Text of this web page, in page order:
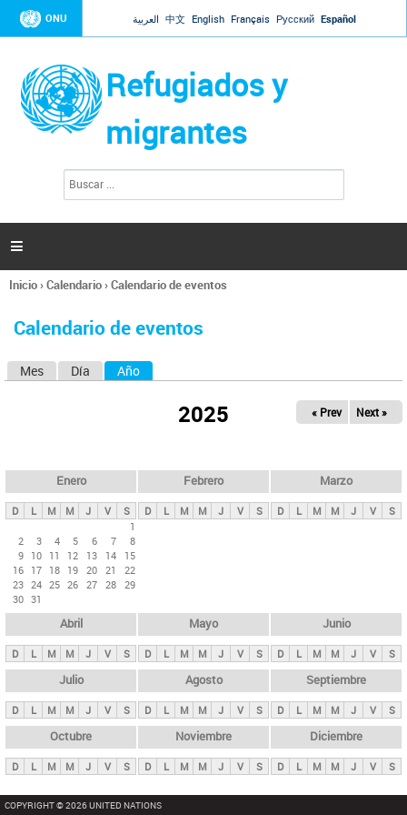
Jump to navigation
ONU العربية 中文 English Français Русский Español
Refugiados y
migrantes
l
d
s

Se
usted
Inicio›Calendario›Calendario de eventos
Calendario de eventos
s
p
n
c
i
p
l
e
s
Mes Día Año
2025 « Prev Next »
Enero
D L M M J V
S
1
2
3 4 5 6 7
8
9 10 11 12 13 14
15
16 17 18 19 20 21
22
23 24 25 26 27 28 29
30 31
Febrero
D L M M J V S
Marzo
D L M M J V S
Abril
D L M M J V S
Mayo
D L M M J V S
Junio
D L M M J V S
Julio
D L M M J V S
Agosto
D L M M J V S
Septiembre
D L M M J V S
Octubre
D L M M J V S
Noviembre
D L M M J V S
Diciembre
D L M M J V S
COPYRIGHT © 2026 UNITED NATIONS